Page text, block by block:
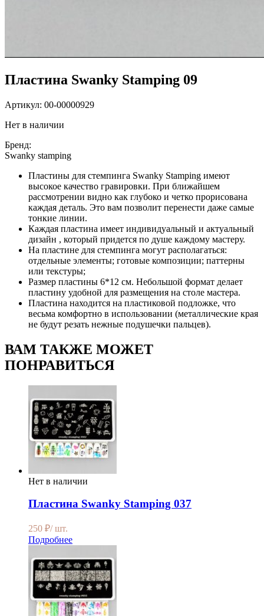
Пластина Swanky Stamping 09
Артикул: 00-00000929
Нет в наличии
Бренд:
Swanky stamping
Пластины для стемпинга Swanky Stamping имеют
высокое качество гравировки. При ближайшем
рассмотрении видно как глубоко и четко прорисована
каждая деталь. Это вам позволит перенести даже самые
тонкие линии.
Каждая пластина имеет индивидуальный и актуальный
дизайн , который придется по душе каждому мастеру.
На пластине для стемпинга могут располагаться:
отдельные элементы; готовые композиции; паттерны
или текстуры;
Размер пластины 6*12 см. Небольшой формат делает
пластину удобной для размещения на столе мастера.
Пластина находится на пластиковой подложке, что
весьма комфортно в использовании (металлические края
не будут резать нежные подушечки пальцев).
ВАМ ТАКЖЕ МОЖЕТ
ПОНРАВИТЬСЯ
Нет в наличии
Пластина Swanky Stamping 037
250 ₽/ шт.
Подробнее